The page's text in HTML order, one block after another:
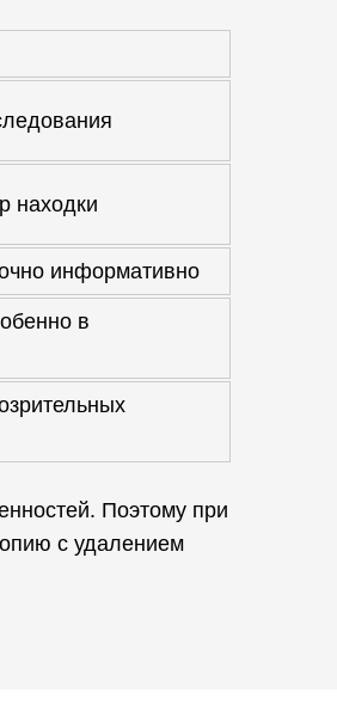
находки
информативно
в
Поэтому при
с удалением